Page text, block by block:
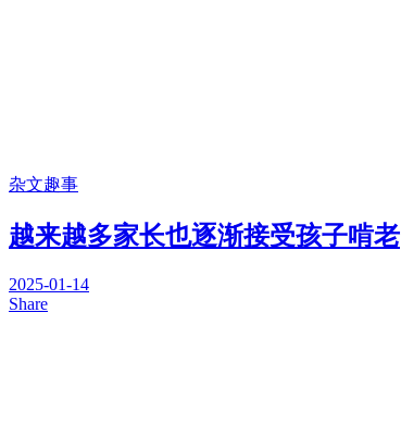
杂文趣事
越来越多家长也逐渐接受孩子啃老
2025-01-14
Share